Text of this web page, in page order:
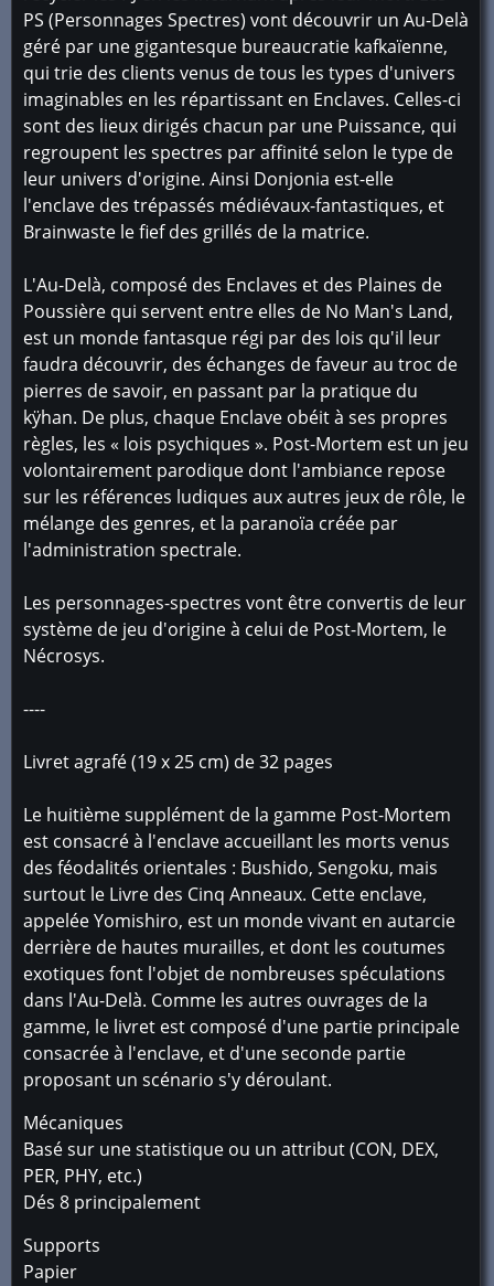
PS (Personnages Spectres) vont découvrir un Au-Delà
géré par une gigantesque bureaucratie kafkaïenne,
qui trie des clients venus de tous les types d'univers
imaginables en les répartissant en Enclaves. Celles-ci
sont des lieux dirigés chacun par une Puissance, qui
regroupent les spectres par affinité selon le type de
leur univers d'origine. Ainsi Donjonia est-elle
l'enclave des trépassés médiévaux-fantastiques, et
Brainwaste le fief des grillés de la matrice.
L'Au-Delà, composé des Enclaves et des Plaines de
Poussière qui servent entre elles de No Man's Land,
est un monde fantasque régi par des lois qu'il leur
faudra découvrir, des échanges de faveur au troc de
pierres de savoir, en passant par la pratique du
kÿhan. De plus, chaque Enclave obéit à ses propres
règles, les « lois psychiques ». Post-Mortem est un jeu
volontairement parodique dont l'ambiance repose
sur les références ludiques aux autres jeux de rôle, le
mélange des genres, et la paranoïa créée par
l'administration spectrale.
Les personnages-spectres vont être convertis de leur
système de jeu d'origine à celui de Post-Mortem, le
Nécrosys.
----
Livret agrafé (19 x 25 cm) de 32 pages
Le huitième supplément de la gamme Post-Mortem
est consacré à l'enclave accueillant les morts venus
des féodalités orientales : Bushido, Sengoku, mais
surtout le Livre des Cinq Anneaux. Cette enclave,
appelée Yomishiro, est un monde vivant en autarcie
derrière de hautes murailles, et dont les coutumes
exotiques font l'objet de nombreuses spéculations
dans l'Au-Delà. Comme les autres ouvrages de la
gamme, le livret est composé d'une partie principale
consacrée à l'enclave, et d'une seconde partie
proposant un scénario s'y déroulant.
Mécaniques
Basé sur une statistique ou un attribut (CON, DEX,
PER, PHY, etc.)
Dés 8 principalement
Supports
Papier